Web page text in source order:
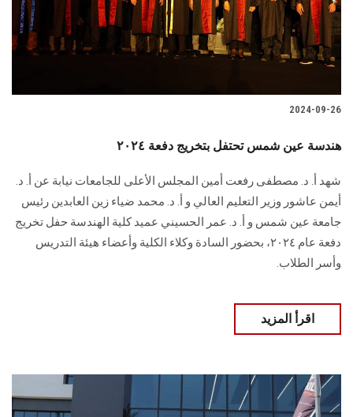
2024-09-26
هندسة عين شمس تحتفل بتخريج دفعة ٢٠٢٤
شهد أ. د. مصطفى رفعت أمين المجلس الأعلى للجامعات نيابة عن أ. د.
أيمن عاشور وزير التعليم العالي و أ. د. محمد ضياء زين العابدين رئيس
جامعة عين شمس و أ. د. عمر الحسيني عميد كلية الهندسة حفل تخريج
دفعة عام ٢٠٢٤، بحضور السادة وكلاء الكلية وأعضاء هيئة التدريس
وأسر الطلاب.
اقرأ المزيد